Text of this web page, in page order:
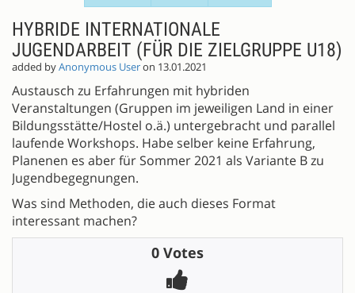
HYBRIDE INTERNATIONALE
JUGENDARBEIT (FÜR DIE ZIELGRUPPE U18)
added byAnonymous Useron 13.01.2021
Austausch zu Erfahrungen mit hybriden
Veranstaltungen (Gruppen im jeweiligen Land in einer
Bildungsstätte/Hostel o.ä.) untergebracht und parallel
laufende Workshops. Habe selber keine Erfahrung,
Planenen es aber für Sommer 2021 als Variante B zu
Jugendbegegnungen.
Was sind Methoden, die auch dieses Format
interessant machen?
0 Votes